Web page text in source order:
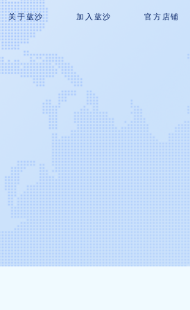
关于蓝沙 加入蓝沙 官方店铺